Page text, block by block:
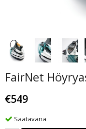
FairNet
€549
Saatavana